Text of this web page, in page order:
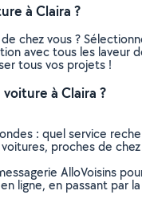
à Claira ?
chez vous ?
avec tous les
tous vos projets !
à Claira ?
: quel service
proches de
AlloVoisins
ligne, en passant par